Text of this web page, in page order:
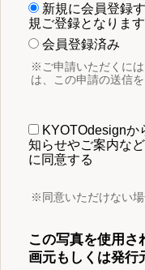
新規に会員登録
規ご登録となります
会員登録済み
※ご申請いただくに
は、この申請の送信
KYOTOdesignか
知らせやご案内な
に同意する
※同意いただけない場
この写真を使用さ
画元もしくは発行